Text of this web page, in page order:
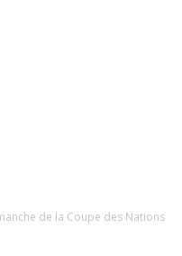
de la Coupe des Nations